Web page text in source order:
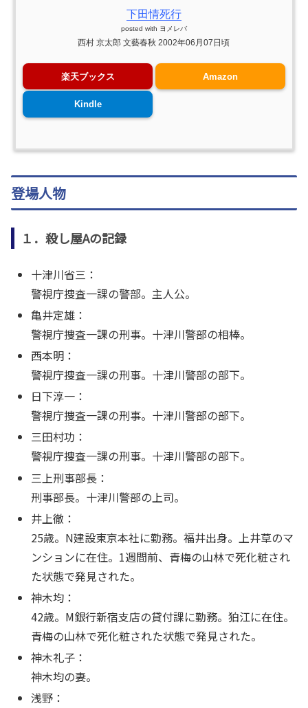
下田情死行
posted with ヨメレバ
西村 京太郎 文藝春秋 2002年06月07日頃
楽天ブックス Amazon
Kindle
登場人物
１．殺し屋Aの記録
十津川省三：
警視庁捜査一課の警部。主人公。
亀井定雄：
警視庁捜査一課の刑事。十津川警部の相棒。
西本明：
警視庁捜査一課の刑事。十津川警部の部下。
日下淳一：
警視庁捜査一課の刑事。十津川警部の部下。
三田村功：
警視庁捜査一課の刑事。十津川警部の部下。
三上刑事部長：
刑事部長。十津川警部の上司。
井上徹：
25歳。N建設東京本社に勤務。福井出身。上井草のマ
ンションに在住。1週間前、青梅の山林で死化粧され
た状態で発見された。
神木均：
42歳。M銀行新宿支店の貸付課に勤務。狛江に在住。
青梅の山林で死化粧された状態で発見された。
神木礼子：
神木均の妻。
浅野：